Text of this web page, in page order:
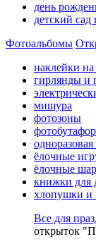
день
детский сад
Фотоальбомы
наклейки
гирлянды и
мишура
фотозоны
ёлочные
ёлочные
книжки для
хлопушки и
Все для
открыток